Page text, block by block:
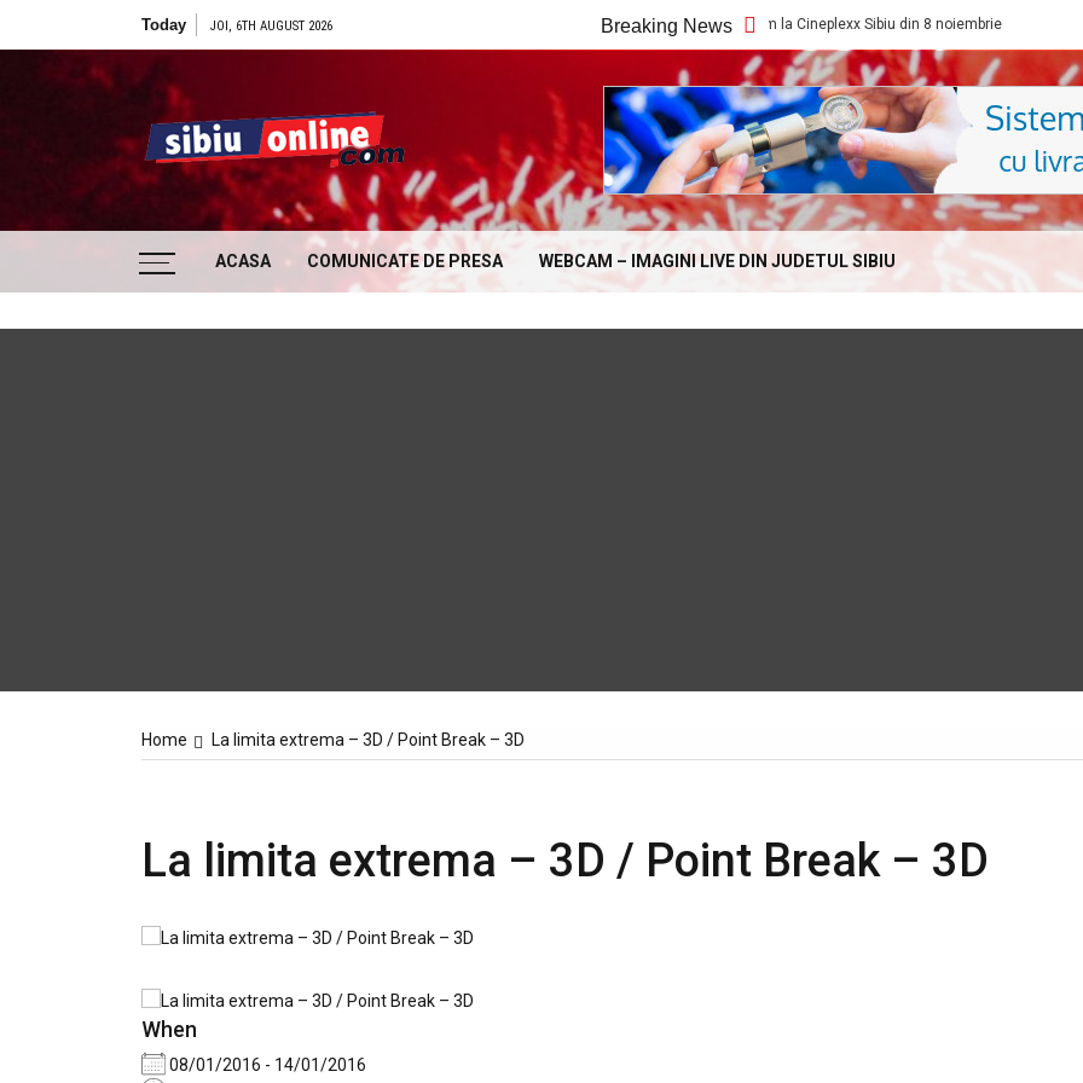
Today JOI, 6TH AUGUST 2026 Breaking News
Ce filme noi vedem la Cineplexx Sibiu din 8 noiembrie Ce
SibiuOnline.com
… locatii si evenimente din Sibiu!!!
ACASA COMUNICATE DE PRESA WEBCAM – IMAGINI LIVE DIN JUDETUL SIBIU
Home La limita extrema – 3D / Point Break – 3D
La limita extrema – 3D / Point Break – 3D
When
08/01/2016 - 14/01/2016